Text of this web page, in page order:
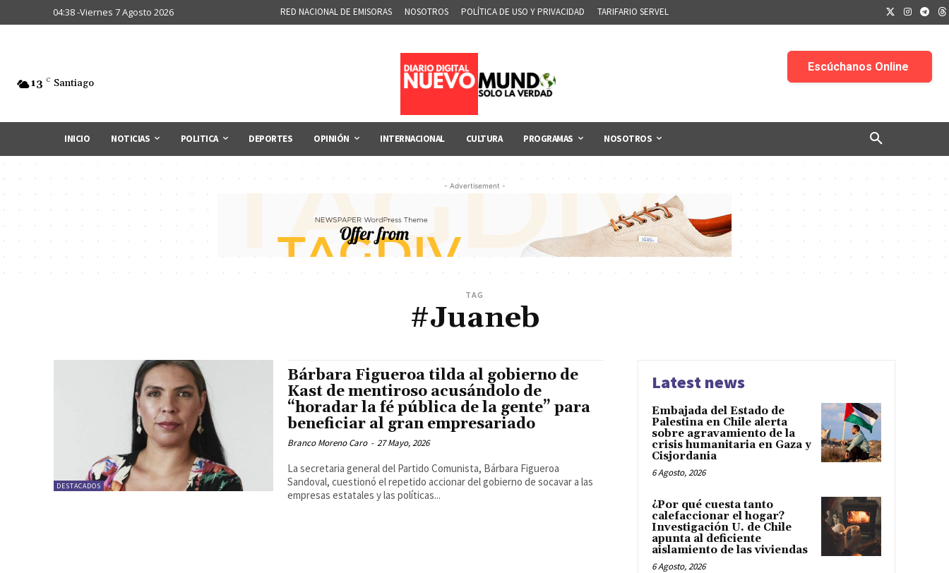
04:38 -Viernes 7 Agosto 2026 RED NACIONAL DE EMISORAS NOSOTROS POLÍTICA DE USO Y PRIVACIDAD TARIFARIO SERVEL
13 C Santiago
INICIO NOTICIAS POLITICA DEPORTES OPINIÓN INTERNACIONAL CULTURA PROGRAMAS NOSOTROS
- Advertisement -
TAG
#Juaneb
DESTACADOS
Bárbara Figueroa tilda al gobierno de
Kast de mentiroso acusándolo de
“horadar la fé pública de la gente” para
beneficiar al gran empresariado
Branco Moreno Caro - 27 Mayo, 2026
La secretaria general del Partido Comunista, Bárbara Figueroa
Sandoval, cuestionó el repetido accionar del gobierno de socavar a las
empresas estatales y las políticas...
Latest news
Embajada del Estado de
Palestina en Chile alerta
sobre agravamiento de la
crisis humanitaria en Gaza y
Cisjordania
6 Agosto, 2026
¿Por qué cuesta tanto
calefaccionar el hogar?
Investigación U. de Chile
apunta al deficiente
aislamiento de las viviendas
6 Agosto, 2026